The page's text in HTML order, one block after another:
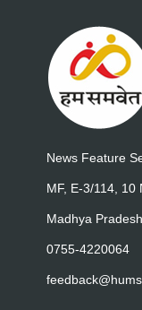
News Feature
MF, E-3/114, 10
Madhya
0755-4220064